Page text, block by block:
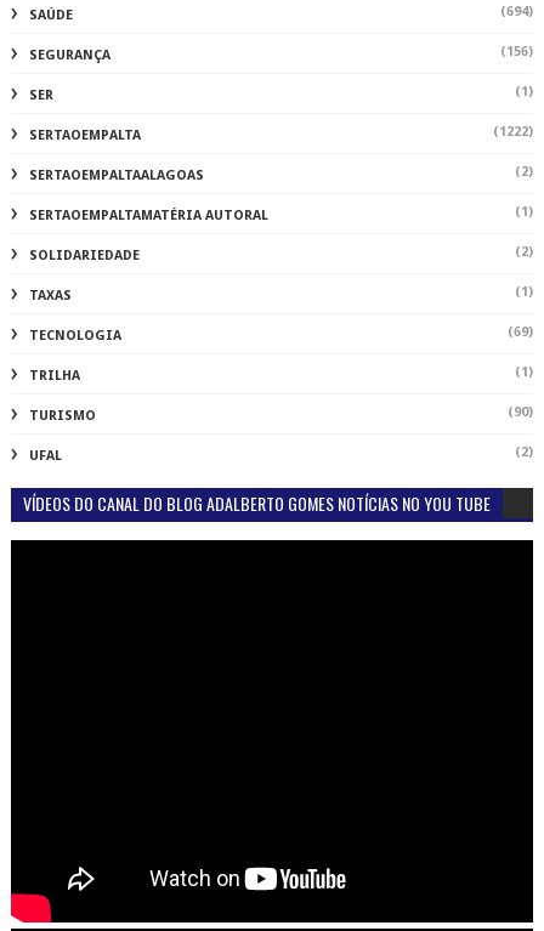
SAÚDE (694)
SEGURANÇA (156)
SER (1)
SERTAOEMPALTA (1222)
SERTAOEMPALTAALAGOAS (2)
SERTAOEMPALTAMATÉRIA AUTORAL (1)
SOLIDARIEDADE (2)
TAXAS (1)
TECNOLOGIA (69)
TRILHA (1)
TURISMO (90)
UFAL (2)
VÍDEOS DO CANAL DO BLOG ADALBERTO GOMES NOTÍCIAS NO YOU TUBE